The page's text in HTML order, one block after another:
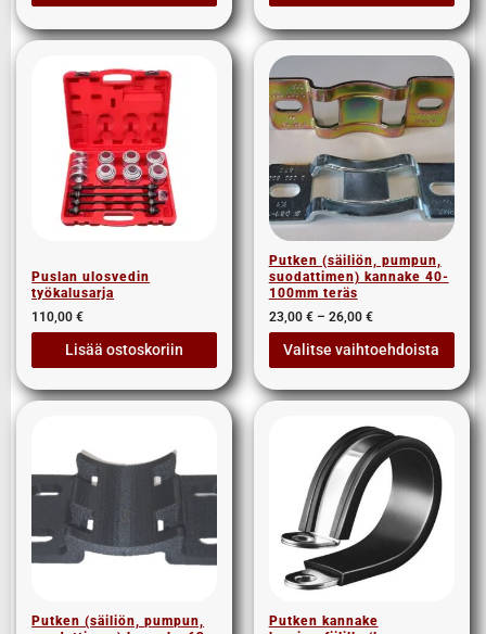
Puslan ulosvedin
työkalusarja
110,00€
Lisää ostoskoriin
Putken (säiliön, pumpun,
suodattimen) kannake 40-
100mm teräs
23,00 € – 26,00 €
Valitse vaihtoehdoista
Putken (säiliön, pumpun,
Putken kannake